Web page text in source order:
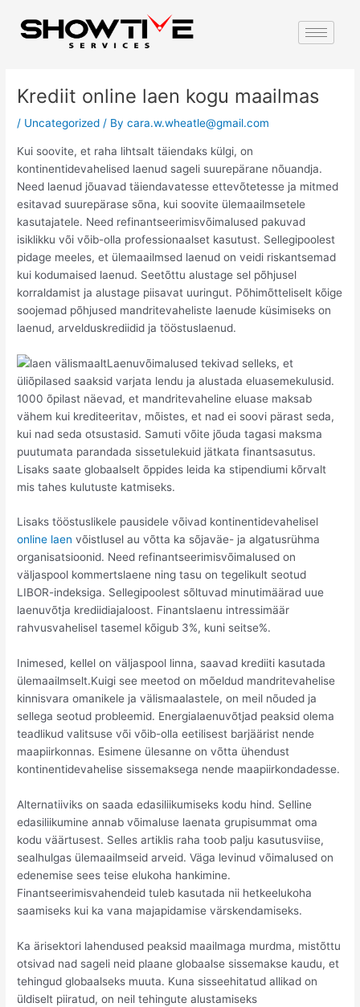
Krediit online laen kogu maailmas
/ Uncategorized / Bycara.w.wheatle@gmail.com
Kui soovite, et raha lihtsalt täiendaks külgi, on
kontinentidevahelised laenud sageli suurepärane nõuandja.
Need laenud jõuavad täiendavatesse ettevõtetesse ja mitmed
esitavad suurepärase sõna, kui soovite ülemaailmsetele
kasutajatele. Need refinantseerimisvõimalused pakuvad
isiklikku või võib-olla professionaalset kasutust. Sellegipoolest
pidage meeles, et ülemaailmsed laenud on veidi riskantsemad
kui kodumaised laenud. Seetõttu alustage sel põhjusel
korraldamist ja alustage piisavat uuringut. Põhimõtteliselt kõige
soojemad põhjused mandritevaheliste laenude küsimiseks on
laenud, arvelduskrediidid ja tööstuslaenud.
Laenuvõimalused tekivad selleks, et
üliõpilased saaksid varjata lendu ja alustada eluasemekulusid.
1000 õpilast näevad, et mandritevaheline eluase maksab
vähem kui krediteeritav, mõistes, et nad ei soovi pärast seda,
kui nad seda otsustasid. Samuti võite jõuda tagasi maksma
puutumata parandada sissetulekuid jätkata finantsasutus.
Lisaks saate globaalselt õppides leida ka stipendiumi kõrvalt
mis tahes kulutuste katmiseks.
Lisaks tööstuslikele pausidele võivad kontinentidevahelisel
online laen võistlusel au võtta ka sõjaväe- ja algatusrühma
organisatsioonid. Need refinantseerimisvõimalused on
väljaspool kommertslaene ning tasu on tegelikult seotud
LIBOR-indeksiga. Sellegipoolest sõltuvad minutimäärad uue
laenuvõtja krediidiajaloost. Finantslaenu intressimäär
rahvusvahelisel tasemel kõigub 3%, kuni seitse%.
Inimesed, kellel on väljaspool linna, saavad krediiti kasutada
ülemaailmselt.Kuigi see meetod on mõeldud mandritevahelise
kinnisvara omanikele ja välismaalastele, on meil nõuded ja
sellega seotud probleemid. Energialaenuvõtjad peaksid olema
teadlikud valitsuse või võib-olla eetilisest barjäärist nende
maapiirkonnas. Esimene ülesanne on võtta ühendust
kontinentidevahelise sissemaksega nende maapiirkondadesse.
Alternatiiviks on saada edasiliikumiseks kodu hind. Selline
edasiliikumine annab võimaluse laenata grupisummat oma
kodu väärtusest. Selles artiklis raha toob palju kasutusviise,
sealhulgas ülemaailmseid arveid. Väga levinud võimalused on
edenemise sees teise elukoha hankimine.
Finantseerimisvahendeid tuleb kasutada nii hetkeelukoha
saamiseks kui ka vana majapidamise värskendamiseks.
Ka ärisektori lahendused peaksid maailmaga murdma, mistõttu
otsivad nad sageli neid plaane globaalse sissemakse kaudu, et
tehingud globaalseks muuta. Kuna sisseehitatud allikad on
üldiselt piiratud, on neil tehingute alustamiseks
navigation